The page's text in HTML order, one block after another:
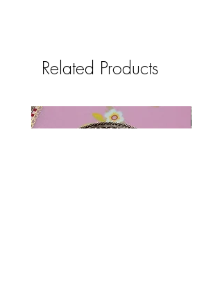
Related Products